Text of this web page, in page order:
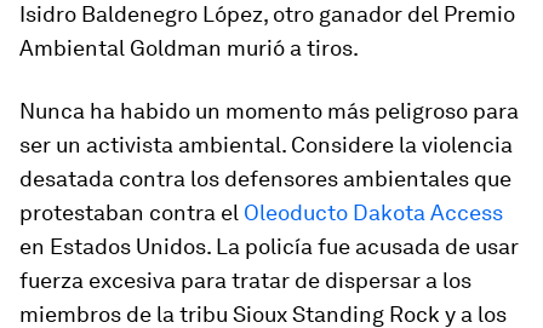
Isidro Baldenegro López, otro ganador del Premio
Ambiental Goldman murió a tiros.
Nunca ha habido un momento más peligroso para
ser un activista ambiental. Considere la violencia
desatada contra los defensores ambientales que
protestaban contra el Oleoducto Dakota Access
en Estados Unidos. La policía fue acusada de usar
fuerza excesiva para tratar de dispersar a los
miembros de la tribu Sioux Standing Rock y a los